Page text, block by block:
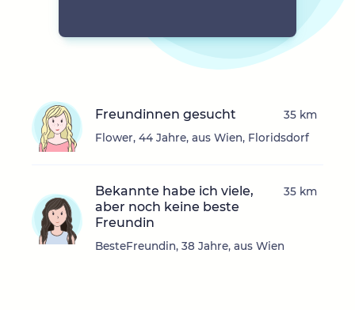
Freundinnen gesucht
Flower, 44 Jahre, aus Wien, Floridsdorf
35 km
Bekannte habe ich viele,
aber noch keine beste
Freundin
BesteFreundin, 38 Jahre, aus Wien
35 km